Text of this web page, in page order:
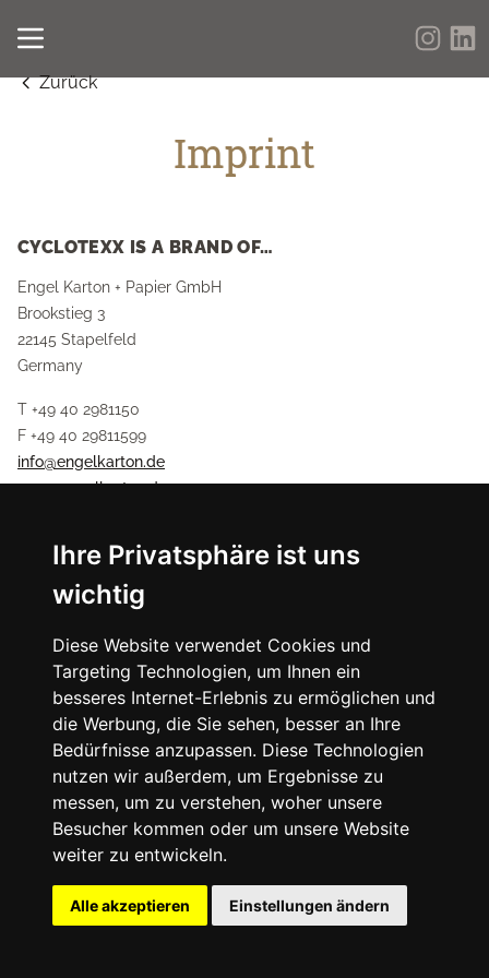
Ihre Privatsphäre ist uns
wichtig
Diese Website verwendet Cookies und
Targeting Technologien, um Ihnen ein
besseres Internet-Erlebnis zu ermöglichen und
die Werbung, die Sie sehen, besser an Ihre
Bedürfnisse anzupassen. Diese Technologien
nutzen wir außerdem, um Ergebnisse zu
messen, um zu verstehen, woher unsere
Besucher kommen oder um unsere Website
weiter zu entwickeln.
Alle akzeptieren Einstellungen ändern
Zurück
Imprint
CYCLOTEXX IS A BRAND OF…
Engel Karton + Papier GmbH
Brookstieg 3
22145 Stapelfeld
Germany
T +49 40 2981150
F +49 40 29811599
info@engelkarton.de
www.engelkarton.de
Commercial Register Lübeck; HRB 3148T
OUR TERMS
(download: first type: document ext: pdf text: Our terms in PDF
© 2026 | Cyclotexx® is a brand of
Cookies Imprint Privacy Policy